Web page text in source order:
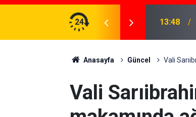
24
Beyaz Listeden aday 13:48
Anasayfa Güncel Vali
Vali